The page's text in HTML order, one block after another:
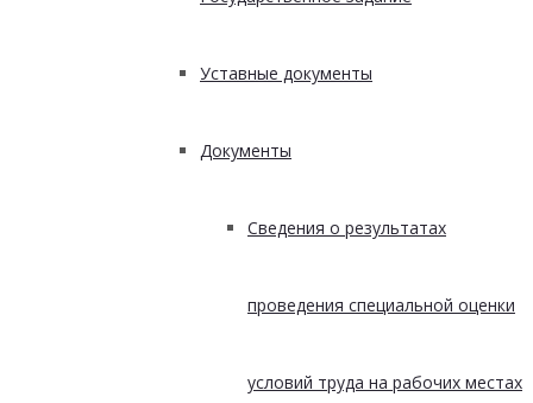
Уставные документы
Документы
Сведения о результатах
проведения специальной оценки
условий труда на рабочих местах